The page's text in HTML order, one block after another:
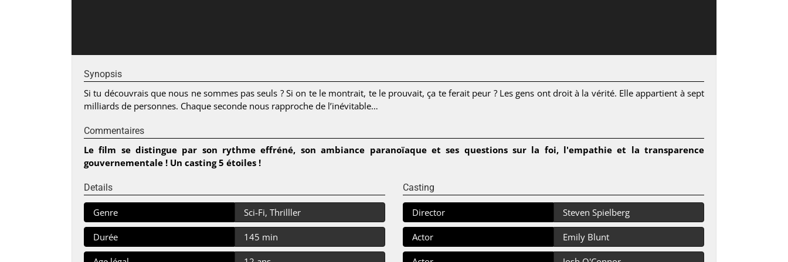
Synopsis
Si tu découvrais que nous ne sommes pas seuls ? Si on te le montrait, te le prouvait, ça te ferait peur ? Les gens ont droit à la vérité. Elle appartient à sept
milliards de personnes. Chaque seconde nous rapproche de l’inévitable…
Commentaires
Le film se distingue par son rythme effréné, son ambiance paranoïaque et ses questions sur la foi, l'empathie et la transparence
gouvernementale ! Un casting 5 étoiles !
Details
Genre Sci-Fi, Thrilller
Durée 145 min
Casting
Director Steven Spielberg
Actor Emily Blunt